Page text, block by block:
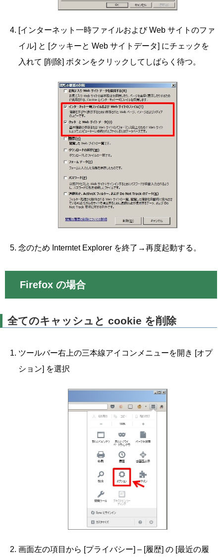
[インターネット一時ファイルおよび Web サイトのファ
イル] と [クッキーと Web サイトデータ] にチェックを
入れて [削除] ボタンをクリックしてしばらく待つ。
念のため Interntet Explorer を終了→再度起動する。
Firefox の場合
全てのキャッシュと cookie を削除
ツールバー右上の三本線アイコンメニューを開き [オプ
ション] を選択
画面左の項目から [プライバシー] – [履歴] の [最近の履